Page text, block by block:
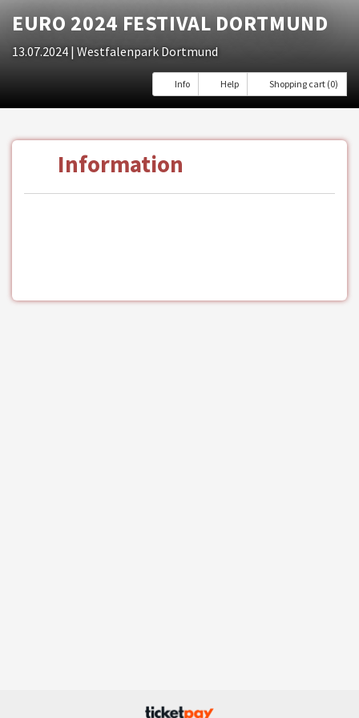
EURO 2024 FESTIVAL DORTMUND
13.07.2024 | Westfalenpark Dortmund
Info Help Shopping cart (0)
Information